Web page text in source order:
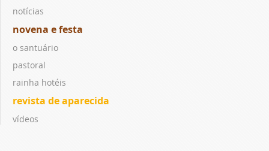
notícias
novena e festa
o santuário
pastoral
rainha hotéis
revista de aparecida
vídeos